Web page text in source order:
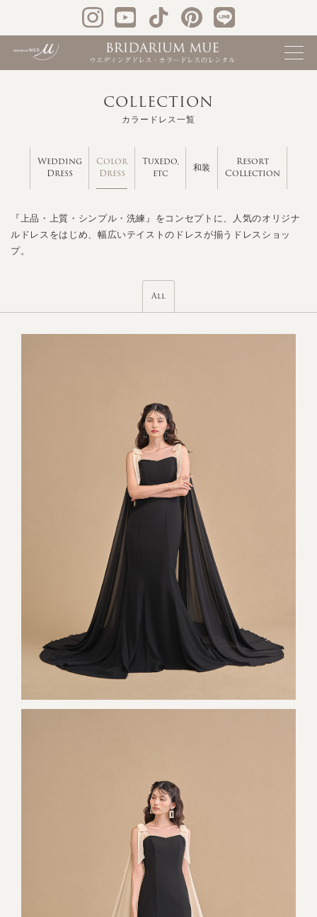
COLLECTION
カラードレス一覧
Wedding
Dress
Color
Dress
Tuxedo,
etc
和装
Resort
Collection
『上品・上質・シンプル・洗練』をコンセプトに、人気のオリジナ
ルドレスをはじめ、幅広いテイストのドレスが揃うドレスショッ
プ。
All